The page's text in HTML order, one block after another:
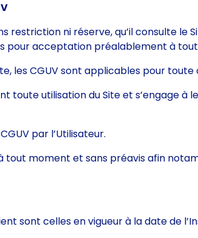
restriction ni réserve, qu’il consulte le
pour acceptation préalablement à
les CGUV sont applicables pour
toute utilisation du Site et s’engage à
par l’Utilisateur.
tout moment et sans préavis afin
sont celles en vigueur à la date de